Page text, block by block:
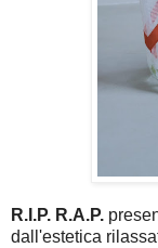
R.I.P. R.A.P.
dall'estetica